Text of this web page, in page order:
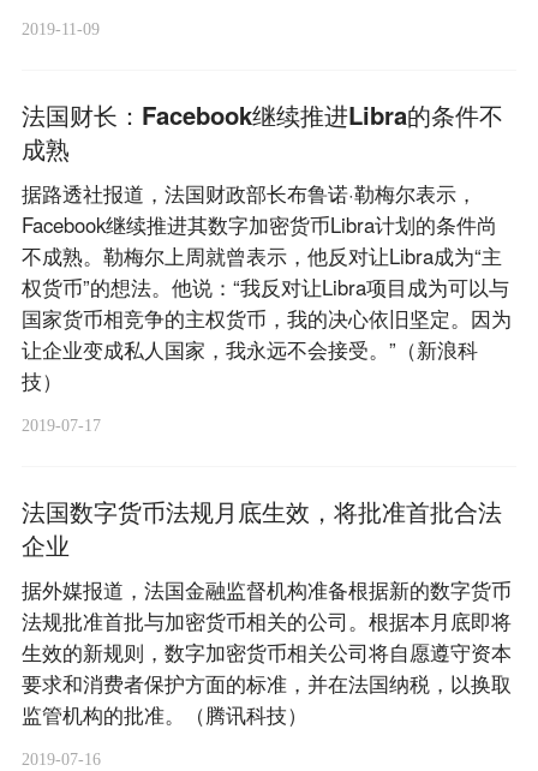
2019-11-09
法国财长：Facebook继续推进Libra的条件不
成熟
据路透社报道，法国财政部长布鲁诺·勒梅尔表示，
Facebook继续推进其数字加密货币Libra计划的条件尚
不成熟。勒梅尔上周就曾表示，他反对让Libra成为“主
权货币”的想法。他说：“我反对让Libra项目成为可以与
国家货币相竞争的主权货币，我的决心依旧坚定。因为
让企业变成私人国家，我永远不会接受。”（新浪科
技）
2019-07-17
法国数字货币法规月底生效，将批准首批合法
企业
据外媒报道，法国金融监督机构准备根据新的数字货币
法规批准首批与加密货币相关的公司。根据本月底即将
生效的新规则，数字加密货币相关公司将自愿遵守资本
要求和消费者保护方面的标准，并在法国纳税，以换取
监管机构的批准。（腾讯科技）
2019-07-16